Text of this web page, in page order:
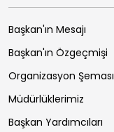
Başkan'ın Mesajı
Başkan'ın Özgeçmişi
Organizasyon Şeması
Müdürlüklerimiz
Başkan Yardımcıları